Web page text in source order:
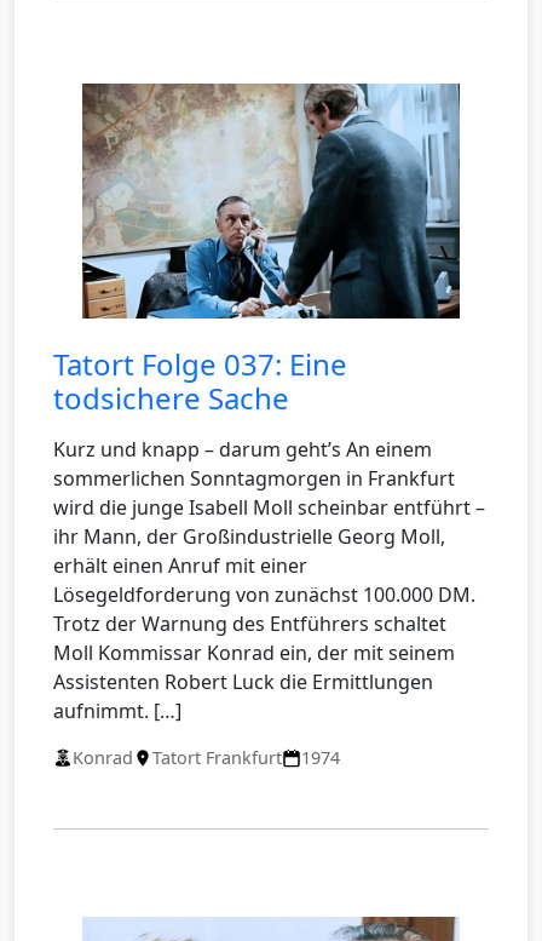
Tatort Folge 037: Eine
todsichere Sache
Kurz und knapp – darum geht’s An einem
sommerlichen Sonntagmorgen in Frankfurt
wird die junge Isabell Moll scheinbar entführt –
ihr Mann, der Großindustrielle Georg Moll,
erhält einen Anruf mit einer
Lösegeldforderung von zunächst 100.000 DM.
Trotz der Warnung des Entführers schaltet
Moll Kommissar Konrad ein, der mit seinem
Assistenten Robert Luck die Ermittlungen
aufnimmt. […]
Konrad Tatort Frankfurt 1974